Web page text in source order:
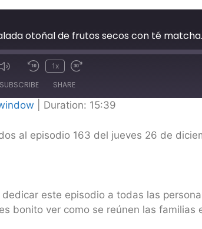
otoñal de frutos secos con té matcha.
1x
SUBSCRIBE SHARE
Duration: 15:39
al episodio 163 del jueves 26 de
este episodio a todas las
bonito ver como se reúnen las